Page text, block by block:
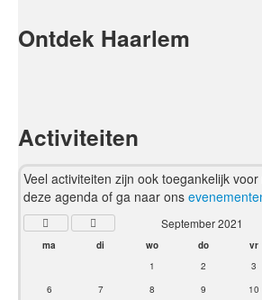
Ontdek Haarlem
Activiteiten
Veel activiteiten zijn ook toegankelijk
deze agenda of ga naar ons
September 2021
ma di wo do vr
1
2 3
6
7 8 9 10